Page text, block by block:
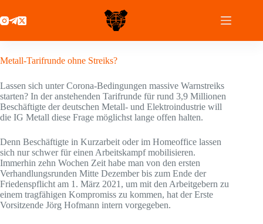
Inhalt
springen
Metall-Tarifrunde ohne Streiks?
Lassen sich unter Corona-Bedingungen massive Warnstreiks
starten? In der anstehenden Tarifrunde für rund 3,9 Millionen
Beschäftigte der deutschen Metall- und Elektroindustrie will
die IG Metall diese Frage möglichst lange offen halten.
Denn Beschäftigte in Kurzarbeit oder im Homeoffice lassen
sich nur schwer für einen Arbeitskampf mobilisieren.
Immerhin zehn Wochen Zeit habe man von den ersten
Verhandlungsrunden Mitte Dezember bis zum Ende der
Friedenspflicht am 1. März 2021, um mit den Arbeitgebern zu
einem tragfähigen Kompromiss zu kommen, hat der Erste
Vorsitzende Jörg Hofmann intern vorgegeben.